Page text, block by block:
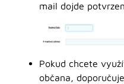
mail dojde
Pokud chcete
občana,